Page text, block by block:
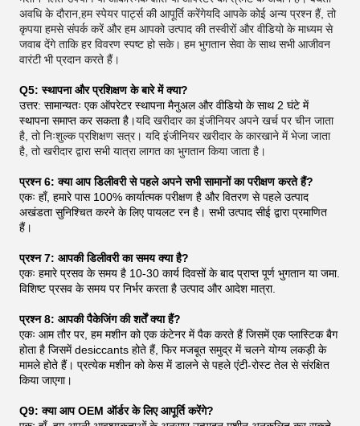
अवधि के दौरान,हम स्पेयर पार्ट्स की आपूर्ति करेंगेयदि आपके कोई अन्य प्रश्न हैं, तो
कृपया हमसे संपर्क करें और हम आपको उत्पाद की तस्वीरों और वीडियो के माध्यम से
जवाब देंगे ताकि हर विवरण स्पष्ट हो सके। हम भुगतान सेवा के साथ सभी आजीवन
वारंटी भी प्रदान करते हैं।
Q5: स्थापना और प्रशिक्षण के बारे में क्या?
उत्तर: सामान्यतः एक ऑपरेटर स्थापना मैनुअल और वीडियो के साथ 2 घंटे में
स्थापना समाप्त कर सकता है।यदि खरीदार का इंजीनियर अपने खर्च पर चीन जाता
है, तो निःशुल्क प्रशिक्षण सत्र। यदि इंजीनियर खरीदार के कारखाने में भेजा जाता
है, तो खरीदार द्वारा सभी यात्रा लागत का भुगतान किया जाता है।
प्रश्न 6: क्या आप डिलीवरी से पहले अपने सभी सामानों का परीक्षण करते हैं?
एकः हाँ, हमारे पास 100% कार्यात्मक परीक्षण है और वितरण से पहले उत्पाद
अखंडता सुनिश्चित करने के लिए पायलट रन है। सभी उत्पाद सीई द्वारा प्रमाणित
हैं।
प्रश्न 7: आपकी डिलीवरी का समय क्या है?
एकः हमारे प्रसव के समय है 10-30 कार्य दिवसों के बाद प्राप्त पूर्ण भुगतान या जमा.
विशिष्ट प्रसव के समय पर निर्भर करता है उत्पाद और आदेश मात्रा.
प्रश्न 8: आपकी पैकेजिंग की शर्तें क्या हैं?
एकः आम तौर पर, हम मशीन को एक कंटेनर में पैक करते हैं जिसमें एक प्लास्टिक बैग
होता है जिसमें desiccants होते हैं, फिर मजबूत समुद्र में चलने योग्य लकड़ी के
मामले होते हैं। प्रत्येक मशीन को केस में डालने से पहले एंटी-रोस्ट तेल से संरक्षित
किया जाएगा।
Q9: क्या आप OEM ऑर्डर के लिए आपूर्ति करेंगे?